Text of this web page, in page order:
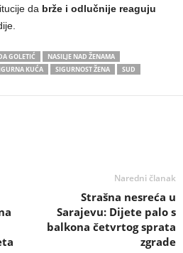
da brže i odlučnije reaguju
GOLETIĆ
NASILJE NAD ŽENAMA
KUĆA SIGURNOST ŽENA
SUD
Naredni članak
Strašna nesreća u
Sarajevu: Dijete palo s
balkona četvrtog sprata
zgrade